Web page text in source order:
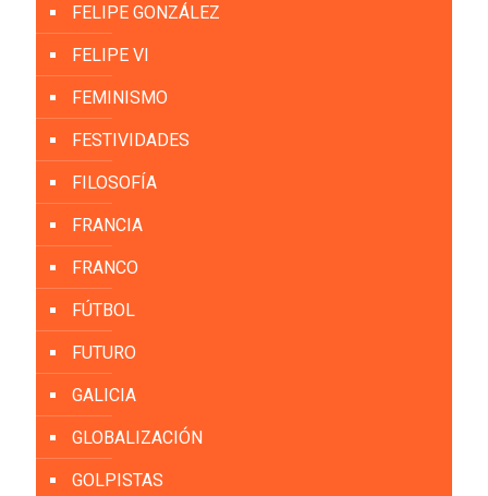
FELIPE GONZÁLEZ
FELIPE VI
FEMINISMO
FESTIVIDADES
FILOSOFÍA
FRANCIA
FRANCO
FÚTBOL
FUTURO
GALICIA
GLOBALIZACIÓN
GOLPISTAS